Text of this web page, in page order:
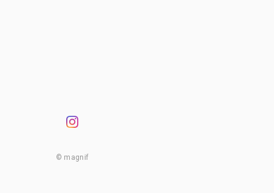
© magnif